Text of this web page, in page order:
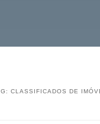
CLASSIFICADOS DE